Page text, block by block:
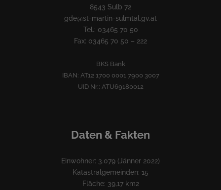
8543 Sulb 72
gde@st-martin-sulmtal.gv.at
Tel.: 03465 70 50
Fax: 03465 70 50 – 222
BKS Bank
IBAN: AT12 1700 0001 7900 3007
UID Nr.: ATU69180012
Daten & Fakten
Einwohner: 3.079 (Jänner 2022)
Katastralgemeinden: 15
Fläche: 39,17 km2